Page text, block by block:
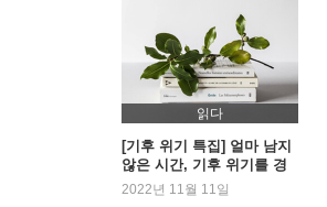
가장 저렴한 것이 아니라
분리수거만 잘하면 충분할까
책임에도 정도가 있을까
미세먼지라는 나쁜 표현
탄소 배출 어떻게 줄일 수 있
거꾸로 가는 미국 정부
Green is the New Red
읽다
[기후 위기 특집] 얼마 남지
않은 시간, 기후 위기를 경
고하는 책들
2022년 11월 11일